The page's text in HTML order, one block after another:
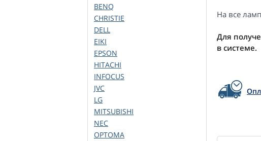
На все
Для
в системе.
BENQ
CHRISTIE
DELL
EIKI
EPSON
HITACHI
INFOCUS
JVC
LG
MITSUBISHI
NEC
OPTOMA